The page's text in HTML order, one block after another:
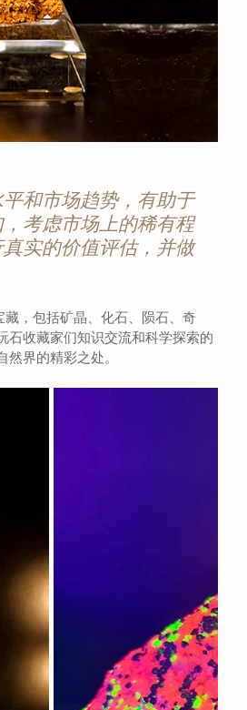
和市场趋势，有助于
考虑市场上的稀有程
实的价值评估，并做
藏，包括矿晶、化石、陨石、奇
石收藏家们知识交流和科学探索的
界的精彩之处。